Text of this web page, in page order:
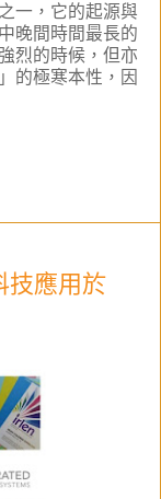
一，它的起源與
晚間時間最長的
烈的時候，但亦
的極寒本性，因
技應用於